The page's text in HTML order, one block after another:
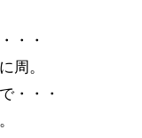
・・
周。
・・・